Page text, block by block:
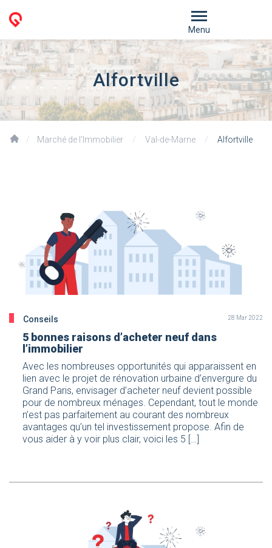
Menu
Alfortville
/ Marché de l’Immobilier / Val-de-Marne / Alfortville
Conseils 28 Mar 2022
5 bonnes raisons d’acheter neuf dans
l’immobilier
Avec les nombreuses opportunités qui apparaissent en
lien avec le projet de rénovation urbaine d’envergure du
Grand Paris, envisager d’acheter neuf devient possible
pour de nombreux ménages. Cependant, tout le monde
n’est pas parfaitement au courant des nombreux
avantages qu’un tel investissement propose. Afin de
vous aider à y voir plus clair, voici les 5 […]